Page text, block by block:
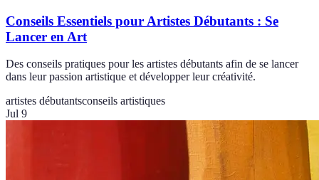
Conseils Essentiels pour Artistes Débutants : Se
Lancer en Art
Des conseils pratiques pour les artistes débutants afin de se lancer
dans leur passion artistique et développer leur créativité.
artistes débutantsconseils artistiques
Jul 9